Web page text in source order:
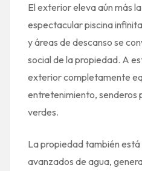
El exterior eleva aún más
espectacular piscina
y áreas de descanso se
social de la propiedad. A
exterior completamente
entretenimiento, senderos
verdes.
La propiedad también
avanzados de agua,